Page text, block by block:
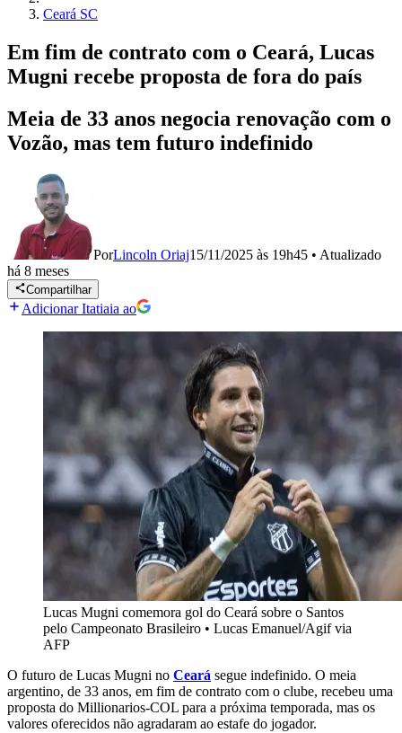
Ceará SC
Em fim de contrato com o Ceará, Lucas
Mugni recebe proposta de fora do país
Meia de 33 anos negocia renovação com o
Vozão, mas tem futuro indefinido
PorLincoln Oriaj15/11/2025 às 19h45 • Atualizado
há 8 meses
Compartilhar
Adicionar Itatiaia ao
Lucas Mugni comemora gol do Ceará sobre o Santos
pelo Campeonato Brasileiro • Lucas Emanuel/Agif via
AFP
O futuro de Lucas Mugni no Ceará segue indefinido. O meia
argentino, de 33 anos, em fim de contrato com o clube, recebeu uma
proposta do Millionarios-COL para a próxima temporada, mas os
valores oferecidos não agradaram ao estafe do jogador.